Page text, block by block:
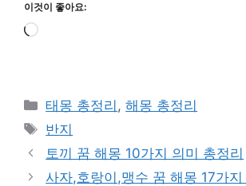
이것이 좋아요:
로
카
테
리
태몽 총정리 ,해몽 총정리
태
그
반지
토끼 꿈 해몽 10가지 의미 총정리
사자,호랑이,맹수 꿈 해몽 17가